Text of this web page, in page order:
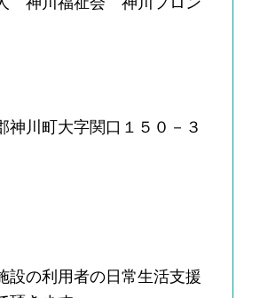
神川町大字関口１５０－３
設の利用者の日常生活支援